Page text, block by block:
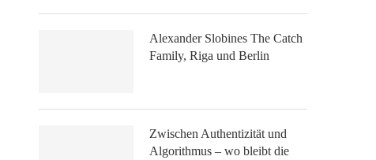
Alexander Slobines The Catch
Family, Riga und Berlin
Zwischen Authentizität und
Algorithmus – wo bleibt die